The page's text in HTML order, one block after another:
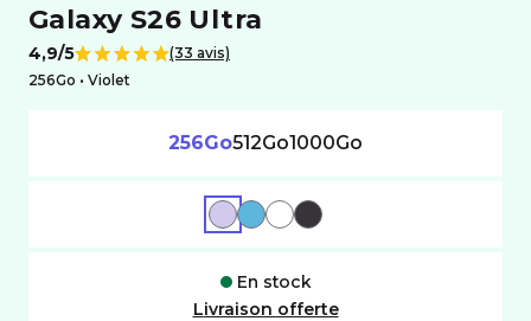
Galaxy S26 Ultra
Note de
4,9/5
(33 avis)
256Go •
violet
256Go512Go1000Go
VIOLET BLEU BLANC NOIR
En stock
Livraison offerte